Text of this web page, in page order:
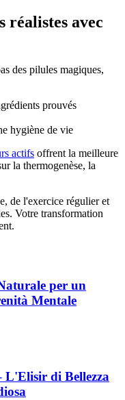
réalistes avec
des pilules magiques,
prouvés
hygiène de vie
actifs offrent la meilleure
la thermogenèse, la
de l'exercice régulier et
Votre transformation
per un
Mentale
L'Elisir di Bellezza